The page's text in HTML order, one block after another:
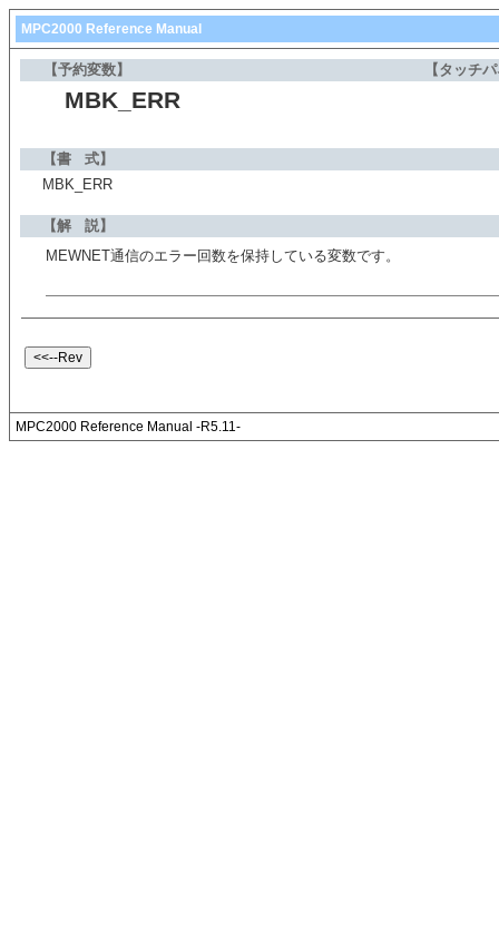
MPC2000 Reference Manual
【予約変数】 【タッチ
MBK_ERR
【書 式】
MBK_ERR
【解 説】
MEWNET通信のエラー回数を保持している変数です。
MPC2000 Reference Manual -R5.11-